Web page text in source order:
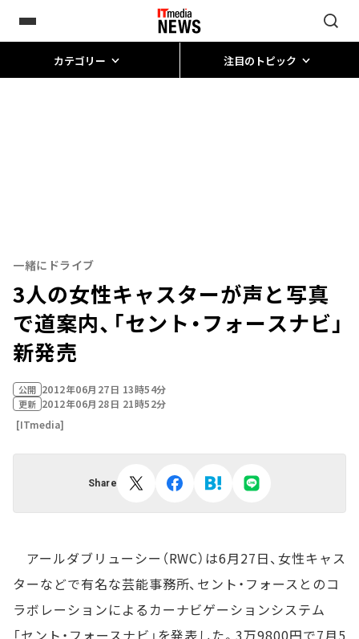
カテゴリー 注目のトピック
一緒にドライブ
3人の女性キャスターが声と写真
で道案内、「セント・フォースナビ」
新発売
公開 2012年06月27日 13時54分
更新 2012年06月28日 21時52分
[ITmedia]
Share
アールダブリューシー（RWC）は6月27日、女性キャス
ターなどで有名な芸能事務所、セント・フォースとのコ
ラボレーションによるカーナビゲーションシステム
「セント・フォースナビ」を発表した。3万9800円で7月5